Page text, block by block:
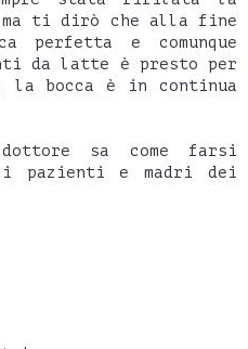
ti dirò che alla fine
perfetta e comunque
da latte è presto per
la bocca è in continua
sa come farsi
pazienti e madri dei